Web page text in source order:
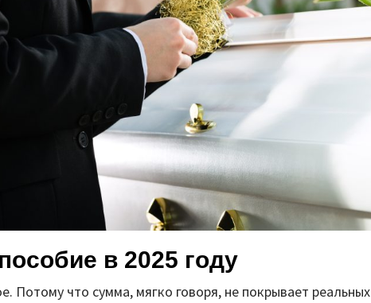
в 2025 году
Потому что сумма, мягко говоря, не покрывает реальных